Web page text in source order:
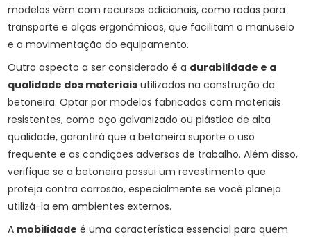
modelos vêm com recursos adicionais, como rodas para
transporte e alças ergonômicas, que facilitam o manuseio
e a movimentação do equipamento.
Outro aspecto a ser considerado é a durabilidade e a
qualidade dos materiais utilizados na construção da
betoneira. Optar por modelos fabricados com materiais
resistentes, como aço galvanizado ou plástico de alta
qualidade, garantirá que a betoneira suporte o uso
frequente e as condições adversas de trabalho. Além disso,
verifique se a betoneira possui um revestimento que
proteja contra corrosão, especialmente se você planeja
utilizá-la em ambientes externos.
A mobilidade é uma característica essencial para quem